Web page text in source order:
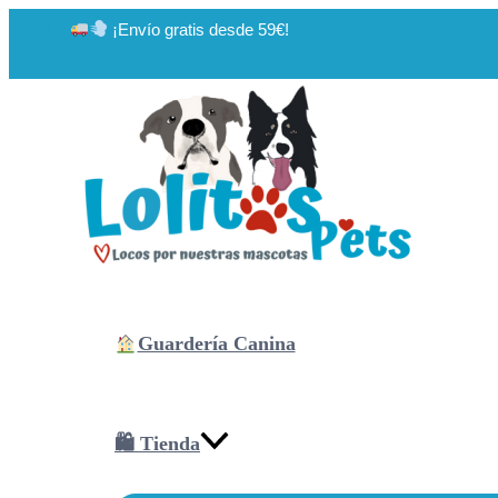
¡Envío gratis desde 59€!
Guardería Canina
🛍 Tienda